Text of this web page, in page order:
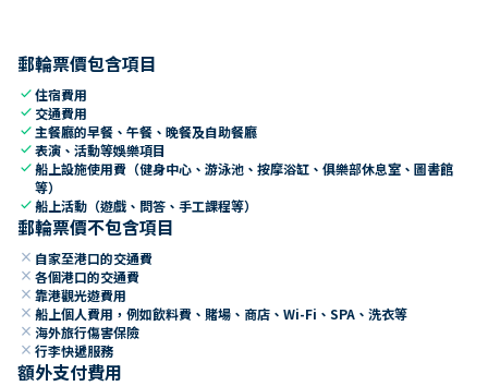
郵輪票價包含項目
check住宿費用
check 交通費用
check 主餐廳的早餐、午餐、晚餐及自助餐廳
check表演、活動等娛樂項目
check船上設施使用費（健身中心、游泳池、按摩浴缸、俱樂部休息室、圖書館
等）
check船上活動（遊戲、問答、手工課程等）
郵輪票價不包含項目
close 自家至港口的交通費
close 各個港口的交通費
close 靠港觀光遊費用
close 船上個人費用，例如飲料費、賭場、商店、Wi-Fi、SPA、洗衣等
close 海外旅行傷害保險
close 行李快遞服務
額外支付費用